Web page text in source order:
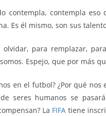
A
p
p
i
n
r
a
contempla, contempla
Es él mismo, son sus
olvidar, para remplazar,
Espejo, que por más
en el futbol? ¿Por qué
seres humanos se
La FIFA tiene